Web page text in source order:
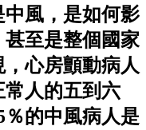
風，是如何影
至是整個國家
心房顫動病人
人的五到六
的中風病人是